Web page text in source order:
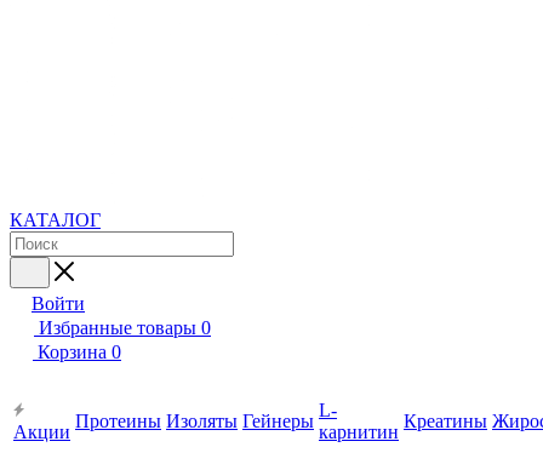
КАТАЛОГ
Войти
Избранные товары 0
Корзина 0
Акции
Протеины Изоляты Гейнеры
L-
карнитин
Креатины